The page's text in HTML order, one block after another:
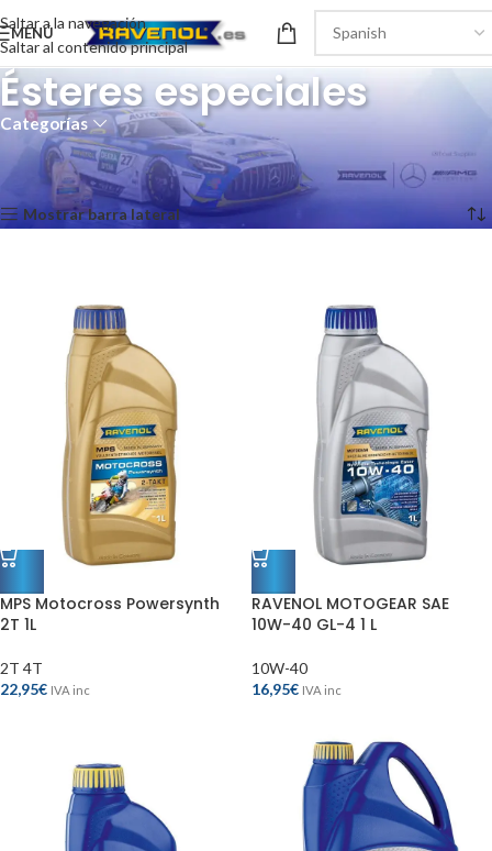
Saltar a la navegación
Saltar al contenido principal
MENÚ
Ésteres especiales
Categorías
Tecnología del producto/ Ésteres especiales
Mostrando los 10 resultados
Mostrar barra lateral
MPS Motocross Powersynth
2T 1L
2T 4T
22,95€ IVA inc
RAVENOL MOTOGEAR SAE
10W-40 GL-4 1 L
10W-40
16,95€ IVA inc